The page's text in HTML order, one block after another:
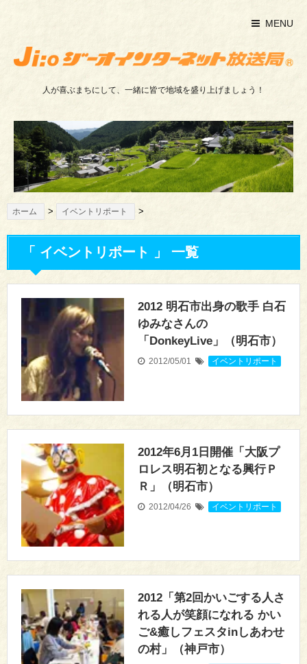
MENU
人が喜ぶまちにして、一緒に皆で地域を盛り上げましょう！
ホーム > イベントリポート >
「 イベントリポート 」 一覧
2012 明石市出身の歌手 白石
ゆみなさんの
「DonkeyLive」（明石市）
2012/05/01 イベントリポート
2012年6月1日開催「大阪プ
ロレス明石初となる興行Ｐ
Ｒ」（明石市）
2012/04/26 イベントリポート
2012「第2回かいごする人さ
れる人が笑顔になれる かい
ご&癒しフェスタinしあわせ
の村」（神戸市）